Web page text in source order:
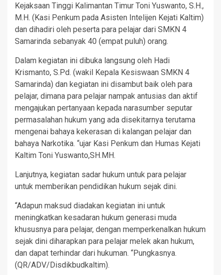
Kejaksaan Tinggi Kalimantan Timur Toni Yuswanto, S.H.,
M.H. (Kasi Penkum pada Asisten Intelijen Kejati Kaltim)
dan dihadiri oleh peserta para pelajar dari SMKN 4
Samarinda sebanyak 40 (empat puluh) orang.
Dalam kegiatan ini dibuka langsung oleh Hadi
Krismanto, S.Pd. (wakil Kepala Kesiswaan SMKN 4
Samarinda) dan kegiatan ini disambut baik oleh para
pelajar, dimana para pelajar nampak antusias dan aktif
mengajukan pertanyaan kepada narasumber seputar
permasalahan hukum yang ada disekitarnya terutama
mengenai bahaya kekerasan di kalangan pelajar dan
bahaya Narkotika. “ujar Kasi Penkum dan Humas Kejati
Kaltim Toni Yuswanto,SH.MH.
Lanjutnya, kegiatan sadar hukum untuk para pelajar
untuk memberikan pendidikan hukum sejak dini.
“Adapun maksud diadakan kegiatan ini untuk
meningkatkan kesadaran hukum generasi muda
khususnya para pelajar, dengan memperkenalkan hukum
sejak dini diharapkan para pelajar melek akan hukum,
dan dapat terhindar dari hukuman. “Pungkasnya.
(QR/ADV/Disdikbudkaltim).